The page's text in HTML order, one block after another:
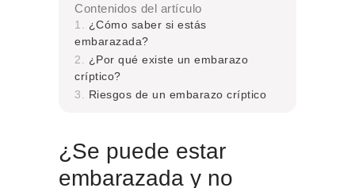
Contenidos del artículo
¿Cómo saber si estás
embarazada?
¿Por qué existe un embarazo
críptico?
Riesgos de un embarazo críptico
¿Se puede estar
embarazada y no